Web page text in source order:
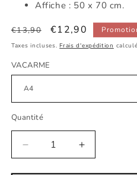
Affiche : 50 x 70 cm.
Prix
habituel
€13,90
Prix
promotionnel
€12,90
Taxes incluses.Frais d'expédition
VACARME
Quantité
Réduire
la
Augmenter
la